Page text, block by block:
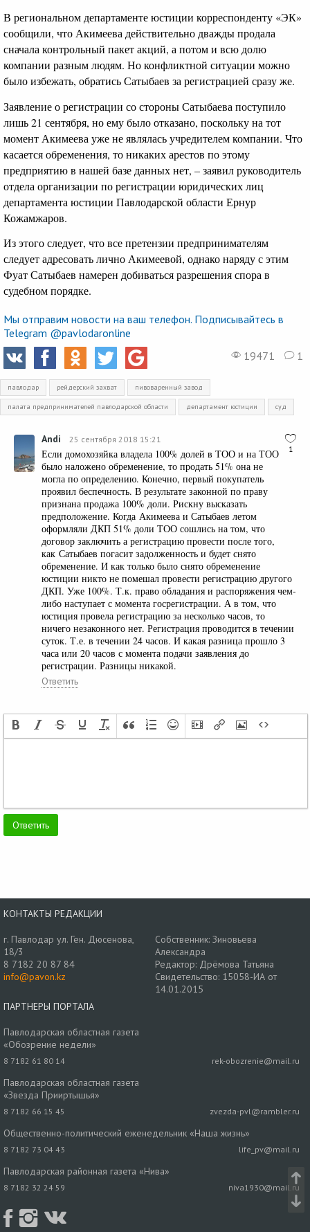
В региональном департаменте юстиции корреспонденту «ЭК»
сообщили, что Акимеева действительно дважды продала
сначала контрольный пакет акций, а потом и всю долю
компании разным людям. Но конфликтной ситуации можно
было избежать, обратись Сатыбаев за регистрацией сразу же.
Заявление о регистрации со стороны Сатыбаева поступило
лишь 21 сентября, но ему было отказано, поскольку на тот
момент Акимеева уже не являлась учредителем компании. Что
касается обременения, то никаких арестов по этому
предприятию в нашей базе данных нет, – заявил руководитель
отдела организации по регистрации юридических лиц
департамента юстиции Павлодарской области Ернур
Кожамжаров.
Из этого следует, что все претензии предпринимателям
следует адресовать лично Акимеевой, однако наряду с этим
Фуат Сатыбаев намерен добиваться разрешения спора в
судебном порядке.
Мы отправим новости на ваш телефон. Подписывайтесь в
Telegram @pavlodaronline
19471
1
павлодар рейдерский захват пивоваренный завод
палата предпринимателей павлодарской области департамент юстиции суд
1
Andi 25 сентября 2018 15:21
Если домохозяйка владела 100% долей в ТОО и на ТОО
было наложено обременение, то продать 51% она не
могла по определению. Конечно, первый покупатель
проявил беспечность. В результате законной по праву
признана продажа 100% доли. Рискну высказать
предположение. Когда Акимеева и Сатыбаев летом
оформляли ДКП 51% доли ТОО сошлись на том, что
договор заключить а регистрацию провести после того,
как Сатыбаев погасит задолженность и будет снято
обременение. И как только было снято обременение
юстиции никто не помешал провести регистрацию другого
ДКП. Уже 100%. Т.к. право обладания и распоряжения чем-
либо наступает с момента госрегистрации. А в том, что
юстиция провела регистрацию за несколько часов, то
ничего незаконного нет. Регистрация проводится в течении
суток. Т.е. в течении 24 часов. И какая разница прошло 3
часа или 20 часов с момента подачи заявления до
регистрации. Разницы никакой.
Ответить
КОНТАКТЫ РЕДАКЦИИ
г. Павлодар ул. Ген. Дюсенова,
18/3
8 7182 20 87 84
info@pavon.kz
Собственник: Зиновьева
Александра
Редактор: Дрёмова Татьяна
Свидетельство: 15058-ИА от
14.01.2015
ПАРТНЕРЫ ПОРТАЛА
Павлодарская областная газета
«Обозрение недели»
8 7182 61 80 14 rek-obozrenie@mail.ru
Павлодарская областная газета
«Звезда Прииртышья»
8 7182 66 15 45 zvezda-pvl@rambler.ru
Общественно-политический еженедельник «Наша жизнь»
8 7182 73 04 43 life_pv@mail.ru
Павлодарская районная газета «Нива»
8 7182 32 24 59 niva1930@mail.ru